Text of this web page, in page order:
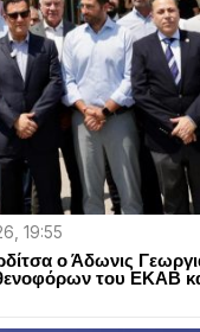
19:55
ο Άδωνις
του ΕΚΑΒ